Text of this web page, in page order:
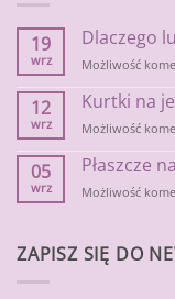
19
wrz
Dlaczego
Możliwość
12
wrz
Kurtki na
Możliwość
05
wrz
Płaszcze
Możliwość
ZAPISZ SIĘ DO